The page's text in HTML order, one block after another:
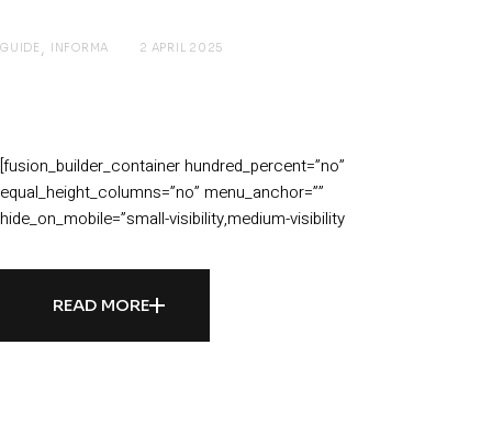
GUIDE INFORMA 2 APRIL 2025
[fusion_builder_container hundred_percent=”no”
equal_height_columns=”no” menu_anchor=””
hide_on_mobile=”small-visibility,medium-visibility
READ MORE